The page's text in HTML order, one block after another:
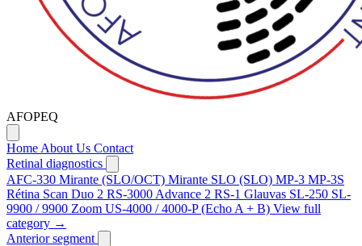
AFOPEQ
Home About Us Contact
Retinal diagnostics
AFC-330 Mirante (SLO/OCT) Mirante SLO (SLO) MP-3 MP-3S
Rétina Scan Duo 2 RS-3000 Advance 2 RS-1 Glauvas SL-250 SL-
9900 / 9900 Zoom US-4000 / 4000-P (Echo A + B) View full
category →
Anterior segment